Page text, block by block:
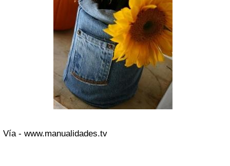
Vía - www.manualidades.tv